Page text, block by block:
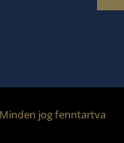
jog fenntartva